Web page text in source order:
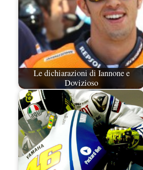
Le dichiarazioni di Iannone e
Dovizioso